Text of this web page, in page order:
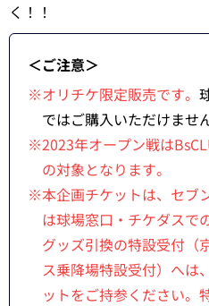
く！！
＜ご注意＞
※オリチケ限定販売です。
ではご購入いただけませ
※2023年オープン戦は
の対象となります。
※本企画チケットは、セブ
は球場窓口・チケダスで
グッズ引換の特設受付（
ス乗降場特設受付）へは
ットをご持参ください。